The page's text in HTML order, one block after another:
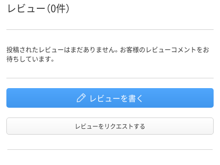
レビュー（0件）
投稿されたレビューはまだありません。お客様のレビューコメントをお
待ちしています。
レビューを書く
レビューをリクエストする